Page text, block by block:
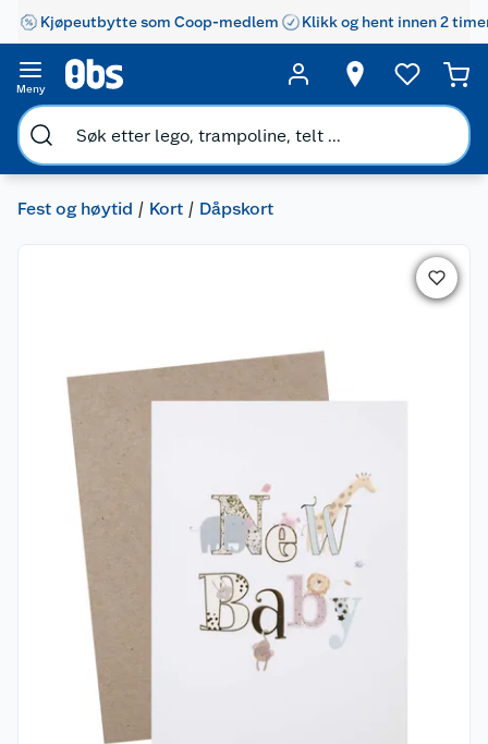
Kjøpeutbytte som Coop-medlem Klikk og hent innen 2
Meny
Fest og høytid Kort Dåpskort